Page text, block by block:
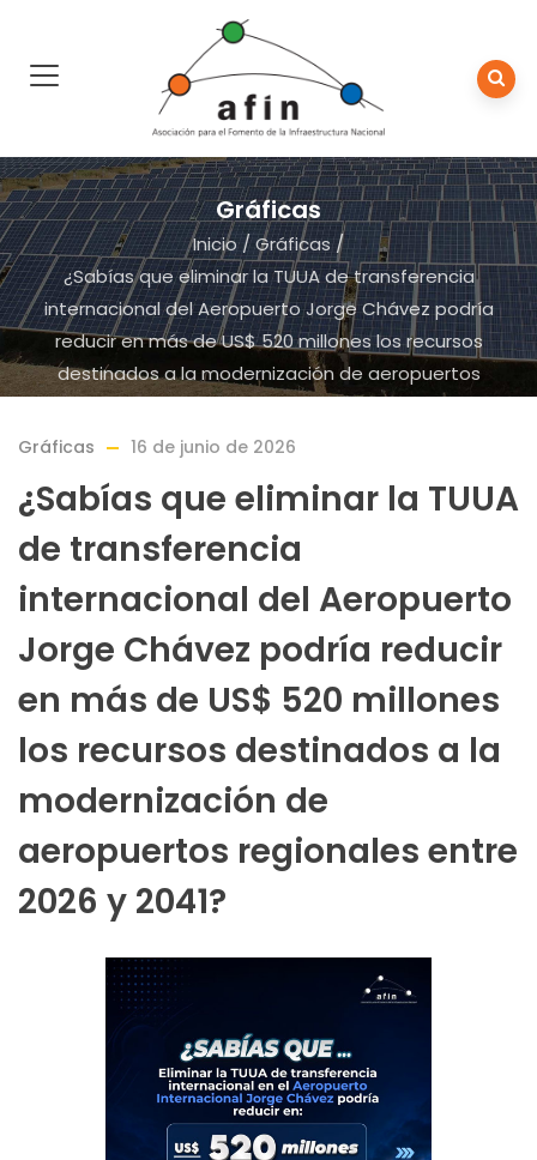
Gráficas
Inicio/Gráficas/
¿Sabías que eliminar la TUUA de transferencia
internacional del Aeropuerto Jorge Chávez podría
reducir en más de US$ 520 millones los recursos
destinados a la modernización de aeropuertos
regionales entre 2026 y 2041?
Gráficas 16 de junio de 2026
¿Sabías que eliminar la TUUA
de transferencia
internacional del Aeropuerto
Jorge Chávez podría reducir
en más de US$ 520 millones
los recursos destinados a la
modernización de
aeropuertos regionales entre
2026 y 2041?